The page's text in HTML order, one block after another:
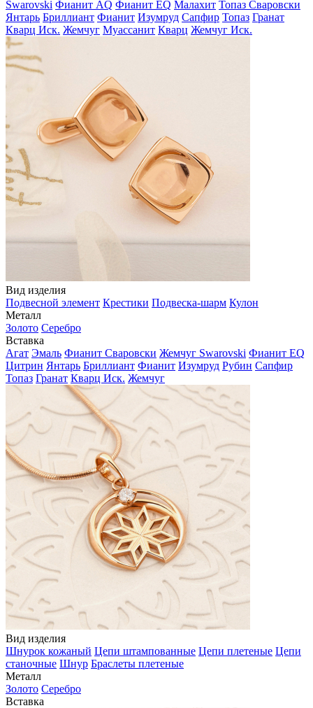
Swarovski Фианит AQ Фианит EQ Малахит Топаз Сваровски
Янтарь Бриллиант Фианит Изумруд Сапфир Топаз Гранат
Кварц Иск. Жемчуг Муассанит Кварц Жемчуг Иск.
Вид изделия
Подвесной элемент Крестики Подвеска-шарм Кулон
Металл
Золото Серебро
Вставка
Агат Эмаль Фианит Сваровски Жемчуг Swarovski Фианит EQ
Цитрин Янтарь Бриллиант Фианит Изумруд Рубин Сапфир
Топаз Гранат Кварц Иск. Жемчуг
Вид изделия
Шнурок кожаный Цепи штампованные Цепи плетеные Цепи
станочные Шнур Браслеты плетеные
Металл
Золото Серебро
Вставка